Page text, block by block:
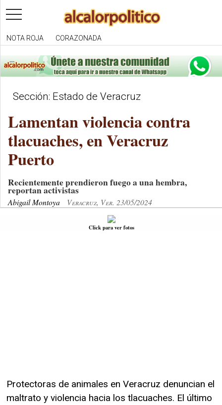
toggle
navigation
NOTA ROJA CORAZONADA
Sección: Estado de Veracruz
Lamentan violencia contra
tlacuaches, en Veracruz
Puerto
Recientemente prendieron fuego a una hembra,
reportan activistas
Abigail Montoya Veracruz, Ver. 23/05/2024
Click para ver fotos
Protectoras de animales en Veracruz denuncian el
maltrato y violencia hacia los tlacuaches. El último